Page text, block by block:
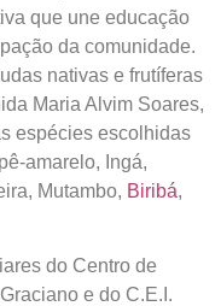
que une educação
da comunidade.
nativas e frutíferas
Maria Alvim Soares,
espécies escolhidas
amarelo, Ingá,
Mutambo, Biribá,
do Centro de
e do C.E.I.